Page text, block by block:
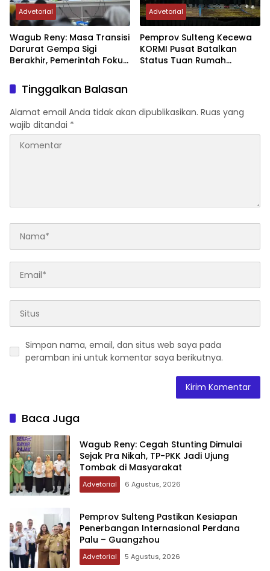
Advetorial
Wagub Reny: Masa Transisi
Darurat Gempa Sigi
Berakhir, Pemerintah Fokus
Advetorial
Pemprov Sulteng Kecewa
KORMI Pusat Batalkan
Status Tuan Rumah
Tinggalkan Balasan
Alamat email Anda tidak akan dipublikasikan. Ruas yang
wajib ditandai *
Simpan nama, email, dan situs web saya pada
peramban ini untuk komentar saya berikutnya.
Baca Juga
Wagub Reny: Cegah Stunting Dimulai
Sejak Pra Nikah, TP-PKK Jadi Ujung
Tombak di Masyarakat
Advetorial 6 Agustus, 2026
Pemprov Sulteng Pastikan Kesiapan
Penerbangan Internasional Perdana
Palu – Guangzhou
Advetorial 5 Agustus, 2026